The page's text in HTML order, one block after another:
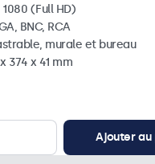
(Full HD)
BNC, RCA
murale et bureau
374 x 41 mm
Ajouter au